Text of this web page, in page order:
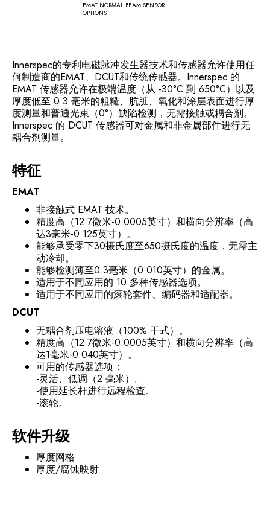
EMAT NORMAL BEAM SENSOR
OPTIONS
Innerspec的专利电磁脉冲发生器技术和传感器允许使用任
何制造商的EMAT、DCUT和传统传感器。Innerspec 的
EMAT 传感器允许在极端温度（从 -30°C 到 650°C）以及
厚度低至 0.3 毫米的粗糙、肮脏、氧化和涂层表面进行厚
度测量和普通光束（0°）缺陷检测，无需接触或耦合剂。
Innerspec 的 DCUT 传感器可对金属和非金属部件进行无
耦合剂测量。
特征
EMAT
非接触式 EMAT 技术。
精度高（12.7微米-0.0005英寸）和横向分辨率（高
达3毫米-0.125英寸）。
能够承受零下30摄氏度至650摄氏度的温度，无需主
动冷却。
能够检测薄至0.3毫米（0.010英寸）的金属。
适用于不同应用的 10 多种传感器选项。
适用于不同应用的滚轮套件、编码器和适配器。
DCUT
无耦合剂压电溶液（100% 干式）。
精度高（12.7微米-0.0005英寸）和横向分辨率（高
达1毫米-0.040英寸）。
可用的传感器选项：
-灵活、低调（2 毫米）。
-使用延长杆进行远程检查。
-滚轮。
软件升级
厚度网格
厚度/腐蚀映射